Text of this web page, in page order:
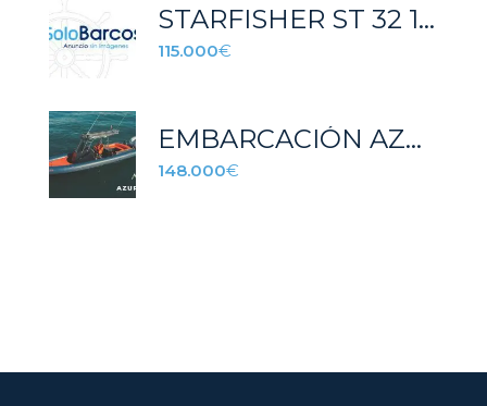
STARFISHER ST 32 115.000 €
115.000€
EMBARCACIÓN AZURA 940
148.000€